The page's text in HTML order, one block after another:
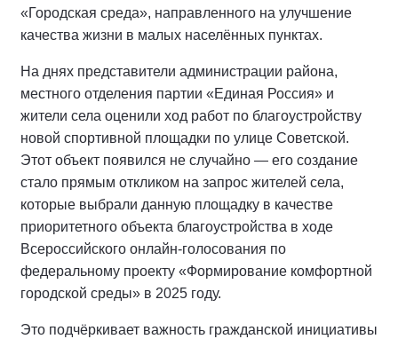
«Городская среда», направленного на улучшение
качества жизни в малых населённых пунктах.
На днях представители администрации района,
местного отделения партии «Единая Россия» и
жители села оценили ход работ по благоустройству
новой спортивной площадки по улице Советской.
Этот объект появился не случайно — его создание
стало прямым откликом на запрос жителей села,
которые выбрали данную площадку в качестве
приоритетного объекта благоустройства в ходе
Всероссийского онлайн-голосования по
федеральному проекту «Формирование комфортной
городской среды» в 2025 году.
Это подчёркивает важность гражданской инициативы